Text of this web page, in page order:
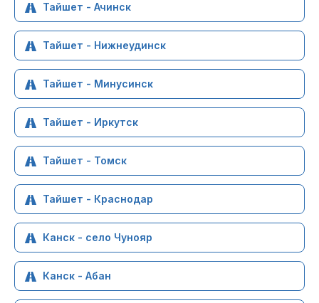
Тайшет - Ачинск
Тайшет - Нижнеудинск
Тайшет - Минусинск
Тайшет - Иркутск
Тайшет - Томск
Тайшет - Краснодар
Канск - село Чунояр
Канск - Абан